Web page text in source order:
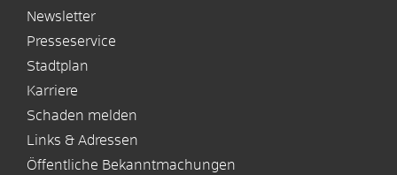
Newsletter
Presseservice
Stadtplan
Karriere
Schaden melden
Links & Adressen
Öffentliche Bekanntmachungen